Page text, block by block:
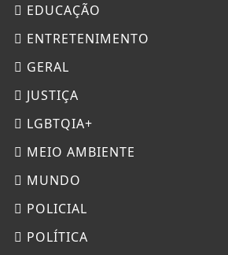
EDUCAÇÃO
ENTRETENIMENTO
GERAL
JUSTIÇA
LGBTQIA+
MEIO AMBIENTE
MUNDO
POLICIAL
POLÍTICA